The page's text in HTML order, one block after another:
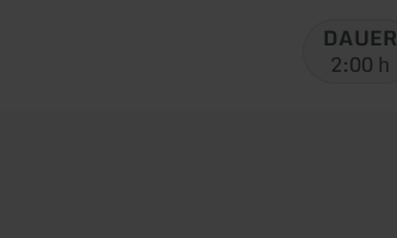
DAUER
2:00 h